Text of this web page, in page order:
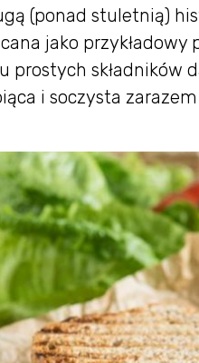
(ponad stuletnią)
jako przykładowy
prostych składników
i soczysta zarazem